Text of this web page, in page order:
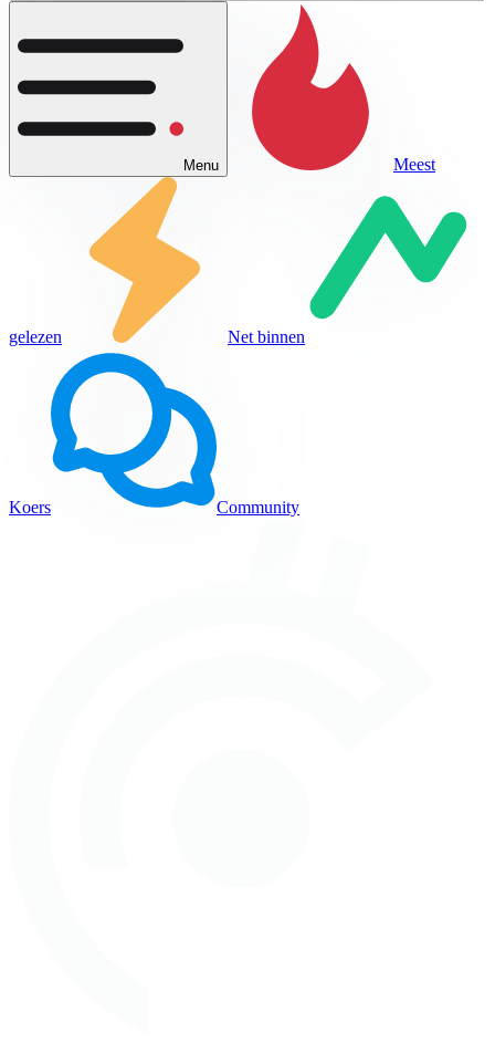
Menu Meest
gelezen Net binnen
Koers Community